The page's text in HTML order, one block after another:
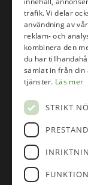
trafik. Vi delar
användning av
reklam- och
kombinera den
du har
samlat in från din
tjänster. Läs mer
STRIKT